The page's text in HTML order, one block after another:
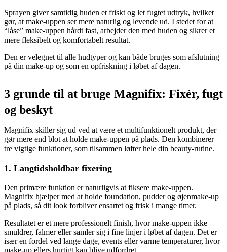
Sprayen giver samtidig huden et friskt og let fugtet udtryk, hvilket
gør, at make-uppen ser mere naturlig og levende ud. I stedet for at
“låse” make-uppen hårdt fast, arbejder den med huden og sikrer et
mere fleksibelt og komfortabelt resultat.
Den er velegnet til alle hudtyper og kan både bruges som afslutning
på din make-up og som en opfriskning i løbet af dagen.
3 grunde til at bruge Magnifix: Fixér, fugt
og beskyt
Magnifix skiller sig ud ved at være et multifunktionelt produkt, der
gør mere end blot at holde make-uppen på plads. Den kombinerer
tre vigtige funktioner, som tilsammen løfter hele din beauty-rutine.
1. Langtidsholdbar fixering
Den primære funktion er naturligvis at fiksere make-uppen.
Magnifix hjælper med at holde foundation, pudder og øjenmake-up
på plads, så dit look forbliver ensartet og frisk i mange timer.
Resultatet er et mere professionelt finish, hvor make-uppen ikke
smuldrer, falmer eller samler sig i fine linjer i løbet af dagen. Det er
især en fordel ved lange dage, events eller varme temperaturer, hvor
make-up ellers hurtigt kan blive udfordret.